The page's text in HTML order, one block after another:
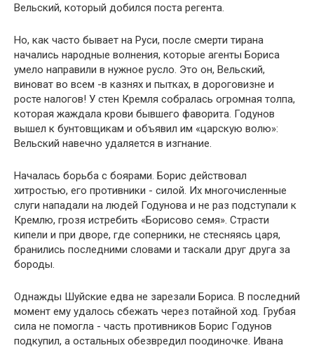
Вельский, который добился поста регента.
Но, как часто бывает на Руси, после смерти тирана
начались народные волнения, которые агенты Бориса
умело направили в нужное русло. Это он, Вельский,
виноват во всем -в казнях и пытках, в дороговизне и
росте налогов! У стен Кремля собралась огромная толпа,
которая жаждала крови бывшего фаворита. Годунов
вышел к бунтовщикам и объявил им «царскую волю»:
Вельский навечно удаляется в изгнание.
Началась борьба с боярами. Борис действовал
хитростью, его противники - силой. Их многочисленные
слуги нападали на людей Годунова и не раз подступали к
Кремлю, грозя истребить «Борисово семя». Страсти
кипели и при дворе, где соперники, не стесняясь царя,
бранились последними словами и таскали друг друга за
бороды.
Однажды Шуйские едва не зарезали Бориса. В последний
момент ему удалось сбежать через потайной ход. Грубая
сила не помогла - часть противников Борис Годунов
подкупил, а остальных обезвредил поодиночке. Ивана